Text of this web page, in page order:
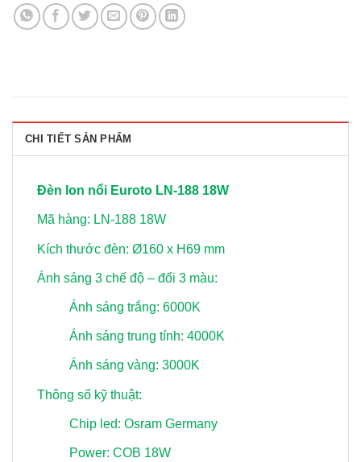
CHI TIẾT SẢN PHẨM
Đèn lon nổi Euroto LN-188 18W
Mã hàng: LN-188 18W
Kích thước đèn: Ø160 x H69 mm
Ánh sáng 3 chế độ – đổi 3 màu:
Ánh sáng trắng: 6000K
Ánh sáng trung tính: 4000K
Ánh sáng vàng: 3000K
Thông số kỹ thuật:
Chip led: Osram Germany
Power: COB 18W